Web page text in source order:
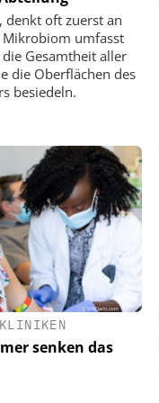
oft zuerst an
Mikrobiom umfasst
Gesamtheit aller
die Oberflächen des
besiedeln.
senken das